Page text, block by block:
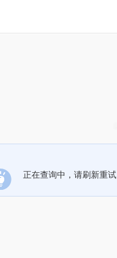
正在查询中，请刷新重试